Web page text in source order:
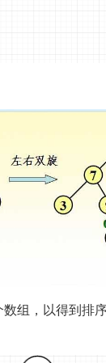
组，以得到排